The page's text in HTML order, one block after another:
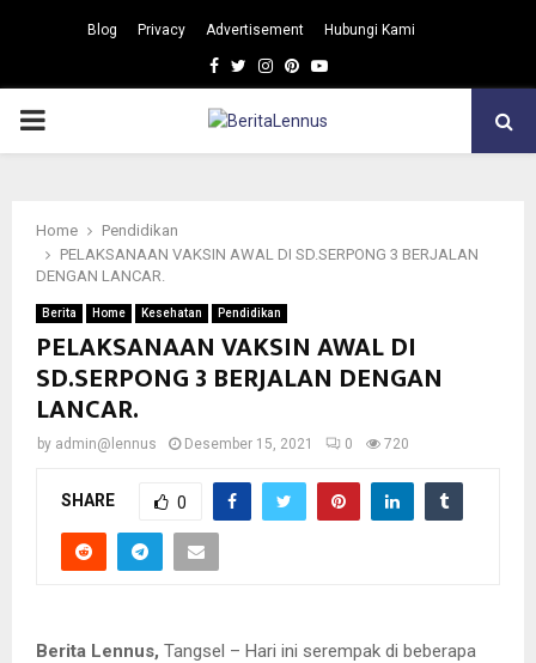
Blog Privacy Advertisement Hubungi Kami
Facebook
TwitterInstagram
Pinterest
Youtube
PRIMARY
Home
Pendidikan
PELAKSANAAN VAKSIN AWAL DI SD.SERPONG 3 BERJALAN
DENGAN LANCAR.
Berita Home Kesehatan Pendidikan
PELAKSANAAN VAKSIN AWAL DI
SD.SERPONG 3 BERJALAN DENGAN
LANCAR.
by admin@lennus Desember 15, 2021 0 720
SHARE 0
Berita Lennus, Tangsel – Hari ini serempak di beberapa